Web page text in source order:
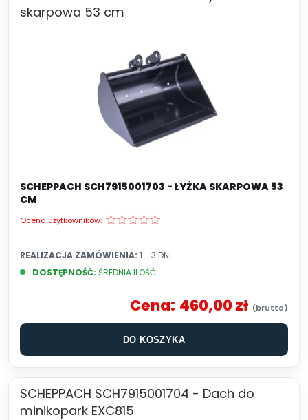
skarpowa 53 cm
SCHEPPACH SCH7915001703 - ŁYŻKA SKARPOWA 53
CM
Ocena użytkowników:
DOSTĘPNOŚĆ: ŚREDNIA ILOŚĆ
REALIZACJA ZAMÓWIENIA: 1 - 3 DNI
Cena: 460,00 zł
DO KOSZYKA
SCHEPPACH SCH7915001704 - Dach do
minikopark EXC815